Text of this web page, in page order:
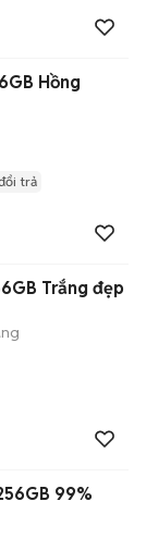
Hồng
trả
Trắng đẹp
99%